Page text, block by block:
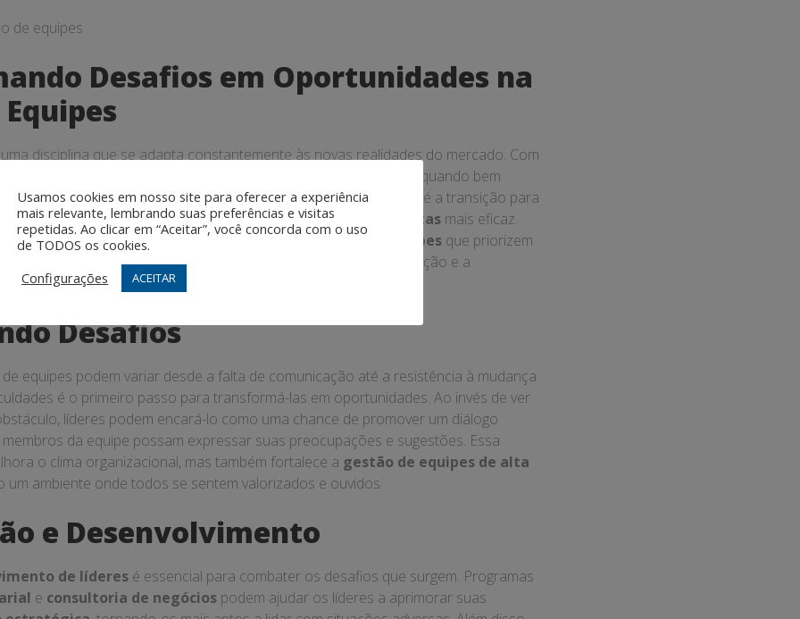
Desafios em Oportunidades na
disciplina que se adapta constantemente às novas realidades do mercado. Com
e as mudanças nas dinâmicas de trabalho, surgem desafios que, quando bem
transformar em grandes oportunidades. Um exemplo claro disso é a transição para
trouxe à tona a necessidade de umagestão de equipes remotas mais eficaz.
é fundamental desenvolver habilidades degestão de equipes que priorizem
utilizando aplicativos de gestão que facilitem a colaboração e a
Desafios
equipes podem variar desde a falta de comunicação até a resistência à mudança.
é o primeiro passo para transformá-las em oportunidades. Ao invés de ver
líderes podem encará-lo como uma chance de promover um diálogo
da equipe possam expressar suas preocupações e sugestões. Essa
o clima organizacional, mas também fortalece a gestão de equipes de alta
um ambiente onde todos se sentem valorizados e ouvidos.
e Desenvolvimento
de líderes é essencial para combater os desafios que surgem. Programas
e consultoria de negócios podem ajudar os líderes a aprimorar suas
Usamos cookies em nosso site para oferecer a experiência
mais relevante, lembrando suas preferências e visitas
repetidas. Ao clicar em “Aceitar”, você concorda com o uso
de TODOS os cookies.
Configurações
ACEITAR